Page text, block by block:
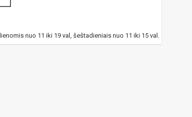
nuo 11 iki 19 val, šeštadieniais nuo 11 iki 15 val.